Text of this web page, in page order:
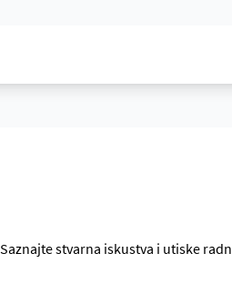
stvarna iskustva i utiske